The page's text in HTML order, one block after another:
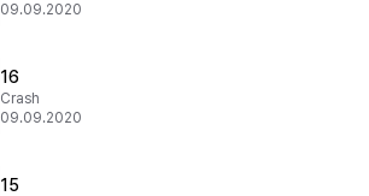
09.09.2020
16
Crash
09.09.2020
15